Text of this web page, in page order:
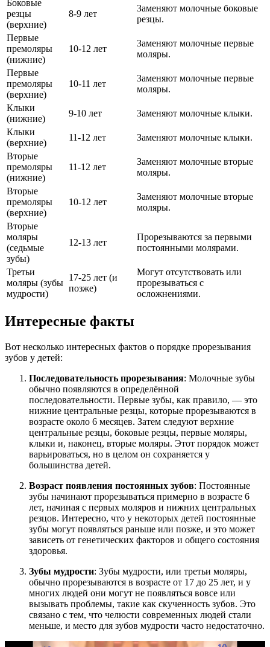
Боковые
резцы
(верхние)
8-9 лет
Заменяют молочные боковые
резцы.
Первые
премоляры
(нижние)
10-12 лет
Заменяют молочные первые
моляры.
Первые
премоляры
(верхние)
10-11 лет
Заменяют молочные первые
моляры.
Клыки
(нижние)
9-10 лет
Заменяют молочные клыки.
Клыки
(верхние)
11-12 лет
Заменяют молочные клыки.
Вторые
премоляры
(нижние)
11-12 лет
Заменяют молочные вторые
моляры.
Вторые
премоляры
(верхние)
10-12 лет
Заменяют молочные вторые
моляры.
Вторые
моляры
(седьмые
зубы)
12-13 лет
Прорезываются за первыми
постоянными молярами.
Третьи
моляры (зубы
мудрости)
17-25 лет (и
позже)
Могут отсутствовать или
прорезываться с
осложнениями.
Интересные факты
Вот несколько интересных фактов о порядке прорезывания
зубов у детей:
Последовательность прорезывания: Молочные зубы
обычно появляются в определённой
последовательности. Первые зубы, как правило, — это
нижние центральные резцы, которые прорезываются в
возрасте около 6 месяцев. Затем следуют верхние
центральные резцы, боковые резцы, первые моляры,
клыки и, наконец, вторые моляры. Этот порядок может
варьироваться, но в целом он сохраняется у
большинства детей.
Возраст появления постоянных зубов: Постоянные
зубы начинают прорезываться примерно в возрасте 6
лет, начиная с первых моляров и нижних центральных
резцов. Интересно, что у некоторых детей постоянные
зубы могут появляться раньше или позже, и это может
зависеть от генетических факторов и общего состояния
здоровья.
Зубы мудрости: Зубы мудрости, или третьи моляры,
обычно прорезываются в возрасте от 17 до 25 лет, и у
многих людей они могут не появляться вовсе или
вызывать проблемы, такие как скученность зубов. Это
связано с тем, что челюсти современных людей стали
меньше, и место для зубов мудрости часто недостаточно.